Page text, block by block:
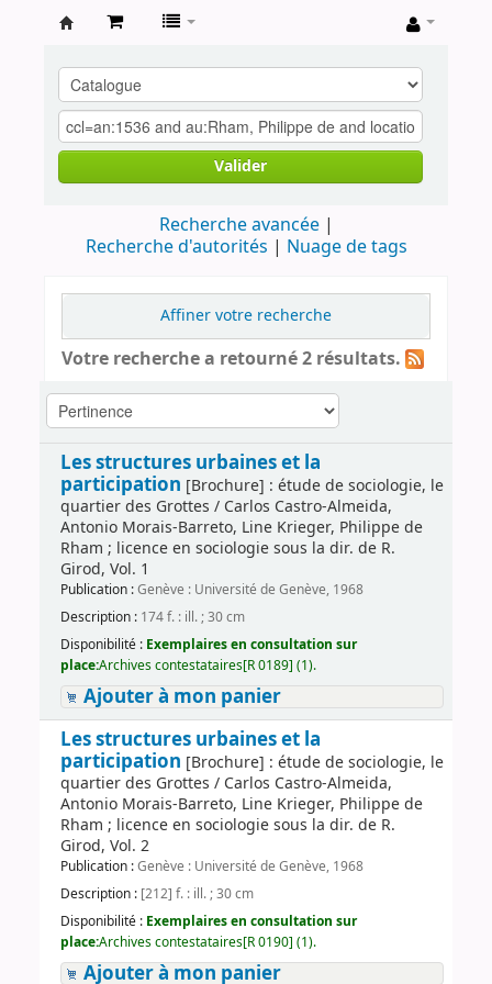
contestataires
Valider
Recherche avancée
Recherche d'autorités
Nuage de tags
Affiner votre recherche
Votre recherche a retourné 2 résultats.
Les structures urbaines et la
participation [Brochure] : étude de sociologie, le
quartier des Grottes / Carlos Castro-Almeida,
Antonio Morais-Barreto, Line Krieger, Philippe de
Rham ; licence en sociologie sous la dir. de R.
Girod, Vol. 1
Publication :Genève : Université de Genève, 1968
Description : 174 f. : ill. ; 30 cm
Disponibilité : Exemplaires en consultation sur
place:Archives contestataires[R 0189] (1).
Ajouter à mon panier
Les structures urbaines et la
participation [Brochure] : étude de sociologie, le
quartier des Grottes / Carlos Castro-Almeida,
Antonio Morais-Barreto, Line Krieger, Philippe de
Rham ; licence en sociologie sous la dir. de R.
Girod, Vol. 2
Publication :Genève : Université de Genève, 1968
Description : [212] f. : ill. ; 30 cm
Disponibilité : Exemplaires en consultation sur
place:Archives contestataires[R 0190] (1).
Ajouter à mon panier